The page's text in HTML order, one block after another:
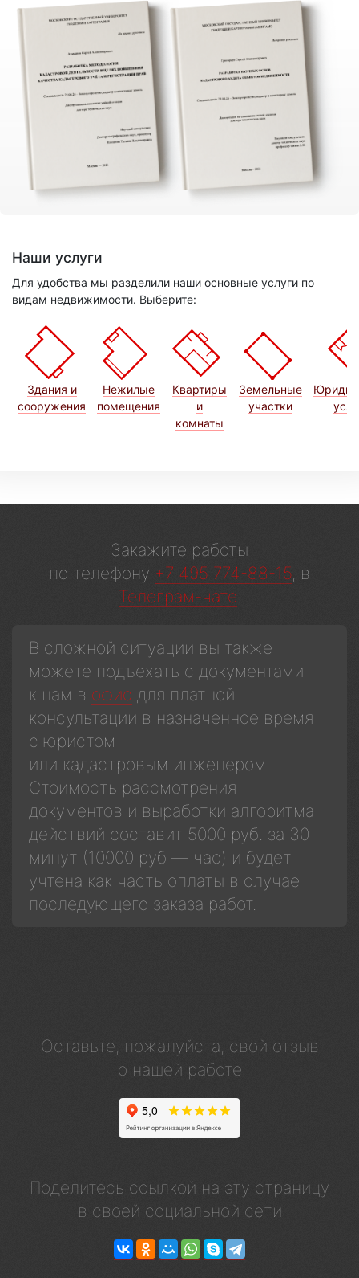
Наши услуги
Для удобства мы разделили наши основные услуги по
видам недвижимости. Выберите:
Здания и
сооружения
Нежилые
помещения
Квартиры
и
комнаты
Земельные
участки
Закажите работы
по телефону +7 495 774-88-15, в
Телеграм-чате.
В сложной ситуации вы также
можете подъехать с документами
к нам в офис для платной
консультации в назначенное время
с юристом
или кадастровым инженером.
Стоимость рассмотрения
документов и выработки алгоритма
действий составит 5000 руб. за 30
минут (10000 руб — час) и будет
учтена как часть оплаты в случае
последующего заказа работ.
Оставьте, пожалуйста, свой отзыв
о нашей работе
Поделитесь ссылкой на эту страницу
в своей социальной сети